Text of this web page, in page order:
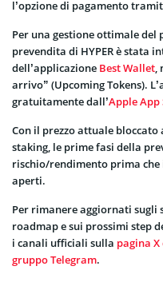
l’opzione di pagamento
Per una gestione ottimale
prevendita di HYPER è stata
dell’applicazione Best Wallet,
arrivo” (Upcoming Tokens).
gratuitamente dall’Apple App
Con il prezzo attuale bloccato
staking, le prime fasi della
rischio/rendimento prima
aperti.
Per rimanere aggiornati sugli
roadmap e sui prossimi step
i canali ufficiali sulla pagina
gruppo Telegram.